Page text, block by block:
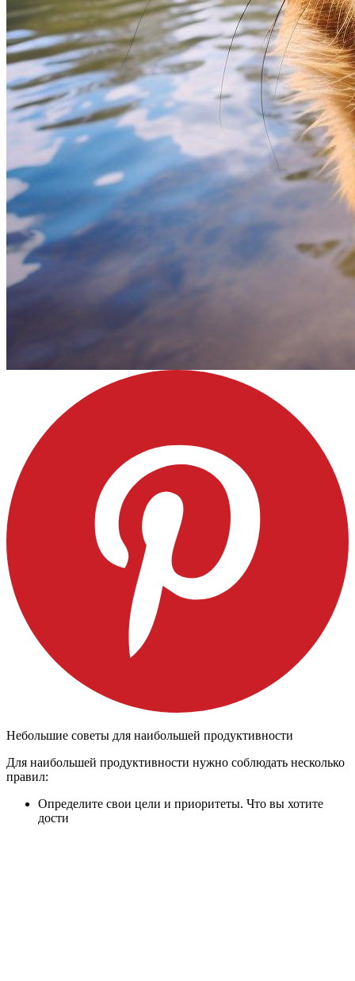
Небольшие советы для наибольшей продуктивности
Для наибольшей продуктивности нужно соблюдать несколько
правил:
Определите свои цели и приоритеты. Что вы хотите
дости